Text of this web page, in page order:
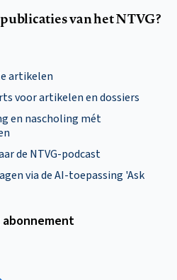
van het NTVG?
artikelen
voor artikelen en dossiers
en nascholing mét
de NTVG-podcast
via de AI-toepassing 'Ask